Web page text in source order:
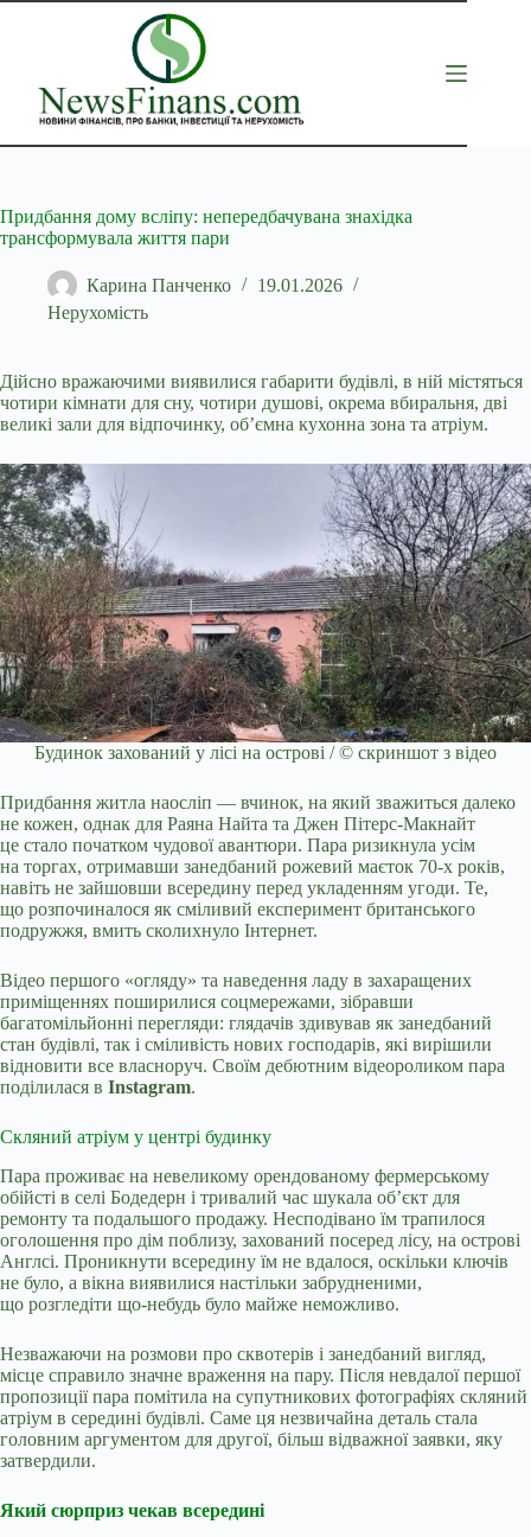
Перейти
Придбання дому всліпу: непередбачувана знахідка
трансформувала життя пари
Карина Панченко
19.01.2026
Нерухомість
Дійсно вражаючими виявилися габарити будівлі, в ній містяться
чотири кімнати для сну, чотири душові, окрема вбиральня, дві
великі зали для відпочинку, об’ємна кухонна зона та атріум.
Будинок захований у лісі на острові / © скриншот з відео
Придбання житла наосліп — вчинок, на який зважиться далеко
не кожен, однак для Раяна Найта та Джен Пітерс-Макнайт
це стало початком чудової авантюри. Пара ризикнула усім
на торгах, отримавши занедбаний рожевий маєток 70-х років,
навіть не зайшовши всередину перед укладенням угоди. Те,
що розпочиналося як сміливий експеримент британського
подружжя, вмить сколихнуло Інтернет.
Відео першого «огляду» та наведення ладу в захаращених
приміщеннях поширилися соцмережами, зібравши
багатомільйонні перегляди: глядачів здивував як занедбаний
стан будівлі, так і сміливість нових господарів, які вирішили
відновити все власноруч. Своїм дебютним відеороликом пара
поділилася в Instagram.
Скляний атріум у центрі будинку
Пара проживає на невеликому орендованому фермерському
обійсті в селі Бодедерн і тривалий час шукала об’єкт для
ремонту та подальшого продажу. Несподівано їм трапилося
оголошення про дім поблизу, захований посеред лісу, на острові
Англсі. Проникнути всередину їм не вдалося, оскільки ключів
не було, а вікна виявилися настільки забрудненими,
що розгледіти що-небудь було майже неможливо.
Незважаючи на розмови про сквотерів і занедбаний вигляд,
місце справило значне враження на пару. Після невдалої першої
пропозиції пара помітила на супутникових фотографіях скляний
атріум в середині будівлі. Саме ця незвичайна деталь стала
головним аргументом для другої, більш відважної заявки, яку
затвердили.
Який сюрприз чекав всередині